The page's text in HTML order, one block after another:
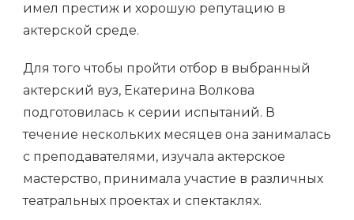
имел престиж и хорошую репутацию в
актерской среде.
Для того чтобы пройти отбор в выбранный
актерский вуз, Екатерина Волкова
подготовилась к серии испытаний. В
течение нескольких месяцев она занималась
с преподавателями, изучала актерское
мастерство, принимала участие в различных
театральных проектах и спектаклях.